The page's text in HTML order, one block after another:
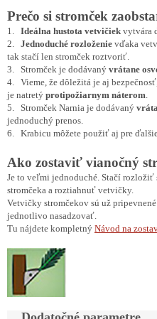
Prečo si stromček
1. Ideálna hustota vetvičiek vytvára
2. Jednoduché rozloženie vďaka
tak stačí len stromček roztvoriť.
3. Stromček je dodávaný vrátane
4. Vieme, že dôležitá je aj
je natretý protipožiarnym náterom
5. Stromček Narnia je dodávaný
jednoduchý prenos.
6. Krabicu môžete použiť aj pre
Ako zostaviť vianočný
Je to veľmi jednoduché. Stačí
stromčeka a roztiahnuť vetvičky.
Vetvičky stromčekov sú už
jednotlivo nasadzovať.
Tu nájdete kompletný Návod na